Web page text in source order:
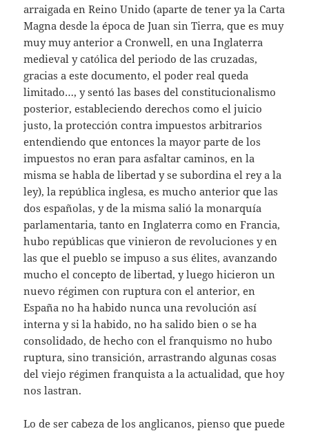
arraigada en Reino Unido (aparte de tener ya la Carta
Magna desde la época de Juan sin Tierra, que es muy
muy muy anterior a Cronwell, en una Inglaterra
medieval y católica del periodo de las cruzadas,
gracias a este documento, el poder real queda
limitado…, y sentó las bases del constitucionalismo
posterior, estableciendo derechos como el juicio
justo, la protección contra impuestos arbitrarios
entendiendo que entonces la mayor parte de los
impuestos no eran para asfaltar caminos, en la
misma se habla de libertad y se subordina el rey a la
ley), la república inglesa, es mucho anterior que las
dos españolas, y de la misma salió la monarquía
parlamentaria, tanto en Inglaterra como en Francia,
hubo repúblicas que vinieron de revoluciones y en
las que el pueblo se impuso a sus élites, avanzando
mucho el concepto de libertad, y luego hicieron un
nuevo régimen con ruptura con el anterior, en
España no ha habido nunca una revolución así
interna y si la habido, no ha salido bien o se ha
consolidado, de hecho con el franquismo no hubo
ruptura, sino transición, arrastrando algunas cosas
del viejo régimen franquista a la actualidad, que hoy
nos lastran.
Lo de ser cabeza de los anglicanos, pienso que puede